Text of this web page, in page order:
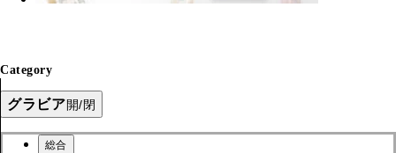
Category
グラビア開/閉
総合